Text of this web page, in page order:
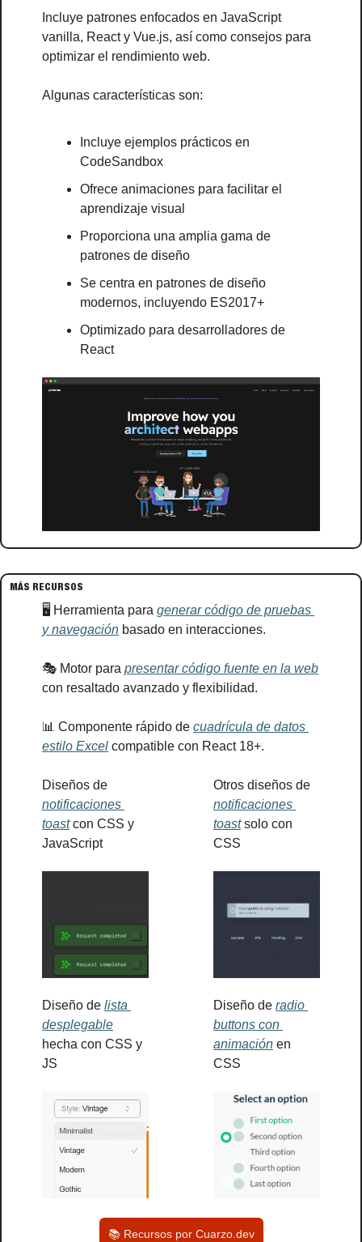
Incluye patrones enfocados en JavaScript
vanilla, React y Vue.js, así como consejos para
optimizar el rendimiento web.
Algunas características son:
Incluye ejemplos prácticos en
CodeSandbox
Ofrece animaciones para facilitar el
aprendizaje visual
Proporciona una amplia gama de
patrones de diseño
Se centra en patrones de diseño
modernos, incluyendo ES2017+
Optimizado para desarrolladores de
React
MÁS RECURSOS
🖥️ Herramienta para generar código de pruebas
y navegación basado en interacciones.
🎭 Motor para presentar código fuente en la web
con resaltado avanzado y flexibilidad.
📊 Componente rápido de cuadrícula de datos
estilo Excel compatible con React 18+.
notificaciones
toast con CSS y
JavaScript
Diseño de lista
desplegable
hecha con CSS y
JS
notificaciones
toast solo con
CSS
Diseño de radio
buttons con
animación en
CSS
📚 Recursos por Cuarzo.dev